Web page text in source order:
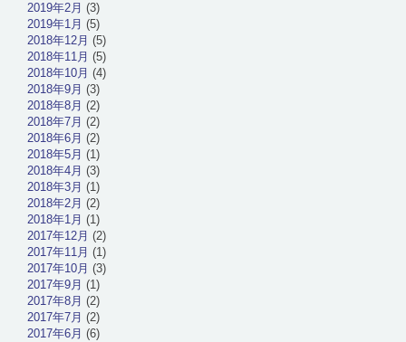
2019年2月 (3)
2019年1月 (5)
2018年12月 (5)
2018年11月 (5)
2018年10月 (4)
2018年9月 (3)
2018年8月 (2)
2018年7月 (2)
2018年6月 (2)
2018年5月 (1)
2018年4月 (3)
2018年3月 (1)
2018年2月 (2)
2018年1月 (1)
2017年12月 (2)
2017年11月 (1)
2017年10月 (3)
2017年9月 (1)
2017年8月 (2)
2017年7月 (2)
2017年6月 (6)